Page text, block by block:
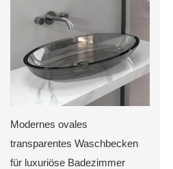
Modernes ovales
transparentes Waschbecken
für luxuriöse Badezimmer